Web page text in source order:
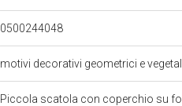
0500244048
motivi decorativi geometrici e
Piccola scatola con coperchio su